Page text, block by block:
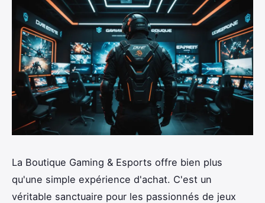
La Boutique Gaming & Esports offre bien plus
qu'une simple expérience d'achat. C'est un
véritable sanctuaire pour les passionnés de jeux